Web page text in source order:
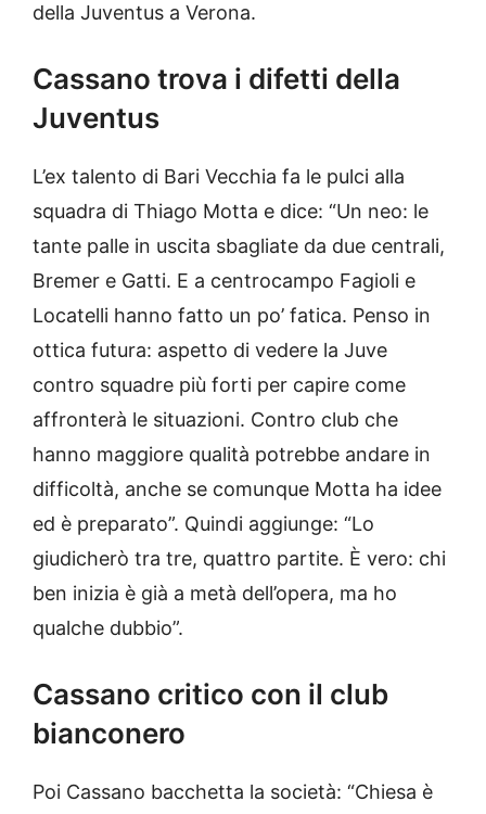
della Juventus a Verona.
Cassano trova i difetti della
Juventus
L’ex talento di Bari Vecchia fa le pulci alla
squadra di Thiago Motta e dice: “Un neo: le
tante palle in uscita sbagliate da due centrali,
Bremer e Gatti. E a centrocampo Fagioli e
Locatelli hanno fatto un po’ fatica. Penso in
ottica futura: aspetto di vedere la Juve
contro squadre più forti per capire come
affronterà le situazioni. Contro club che
hanno maggiore qualità potrebbe andare in
difficoltà, anche se comunque Motta ha idee
ed è preparato”. Quindi aggiunge: “Lo
giudicherò tra tre, quattro partite. È vero: chi
ben inizia è già a metà dell’opera, ma ho
qualche dubbio”.
Cassano critico con il club
bianconero
Poi Cassano bacchetta la società: “Chiesa è